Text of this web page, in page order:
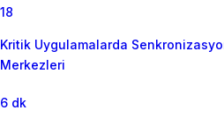
18
Kritik Uygulamalarda
Merkezleri
6 dk